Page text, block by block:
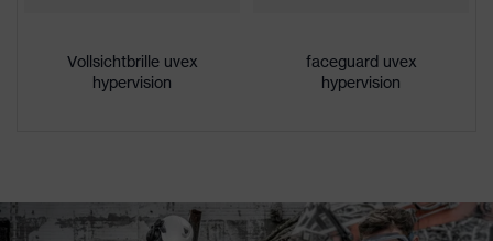
Vollsichtbrille uvex
hypervision
faceguard uvex
hypervision